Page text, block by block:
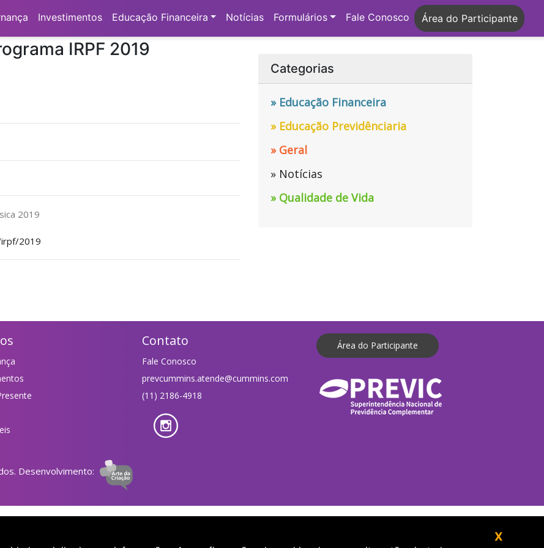
Investimentos Educação Financeira Notícias Formulários Fale Conosco Área do Participante
do Programa IRPF 2019
IRPF 2019
2019
2019
Categorias
» Educação Financeira
» Educação Previdênciaria
» Geral
» Notícias
» Qualidade de Vida
Contato
Fale Conosco
prevcummins.atende@cummins.com
(11) 2186-4918
Área do Participante
Desenvolvimento:
X